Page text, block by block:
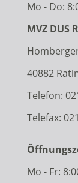
Mo - Do:
MVZ DUS
40882
Telefon:
Telefax:
Mo - Fr: